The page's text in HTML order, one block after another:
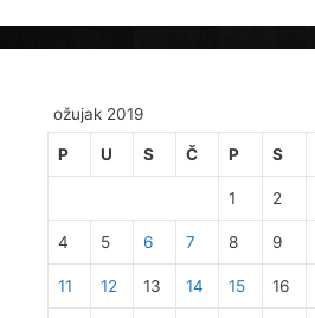
ožujak 2019
P U S Č P S
1 2
4 5 6 7 8 9
11 12 13 14 15 16